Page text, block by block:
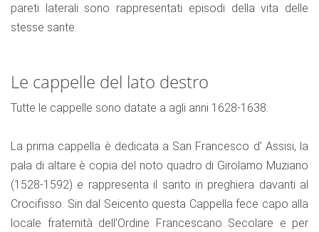
pareti laterali sono rappresentati episodi della vita delle
stesse sante.
Le cappelle del lato destro
Tutte le cappelle sono datate a agli anni 1628-1638.
La prima cappella è dedicata a San Francesco d’ Assisi, la
pala di altare è copia del noto quadro di Girolamo Muziano
(1528-1592) e rappresenta il santo in preghiera davanti al
Crocifisso. Sin dal Seicento questa Cappella fece capo alla
locale fraternità dell'Ordine Francescano Secolare e per